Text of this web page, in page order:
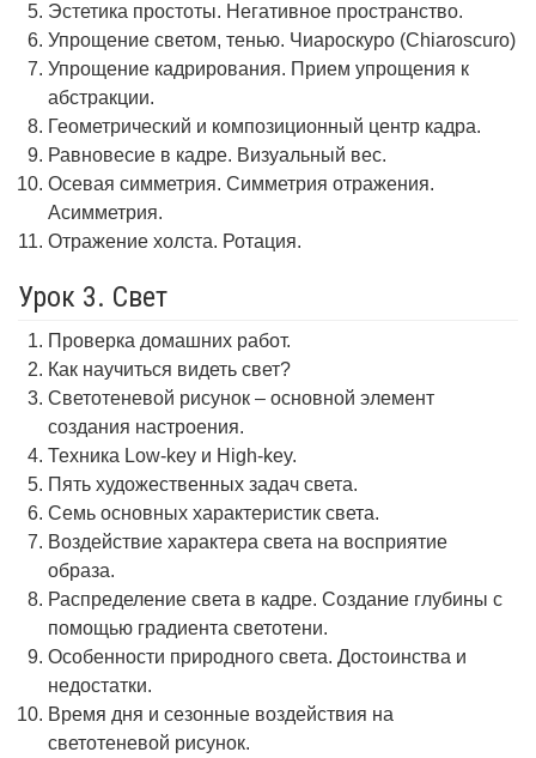
Эстетика простоты. Негативное пространство.
Упрощение светом, тенью. Чиароскуро (Chiaroscuro)
Упрощение кадрирования. Прием упрощения к
абстракции.
Геометрический и композиционный центр кадра.
Равновесие в кадре. Визуальный вес.
Осевая симметрия. Симметрия отражения.
Асимметрия.
Отражение холста. Ротация.
Урок 3. Свет
Проверка домашних работ.
Как научиться видеть свет?
Светотеневой рисунок – основной элемент
создания настроения.
Техника Low-key и High-key.
Пять художественных задач света.
Семь основных характеристик света.
Воздействие характера света на восприятие
образа.
Распределение света в кадре. Создание глубины с
помощью градиента светотени.
Особенности природного света. Достоинства и
недостатки.
Время дня и сезонные воздействия на
светотеневой рисунок.